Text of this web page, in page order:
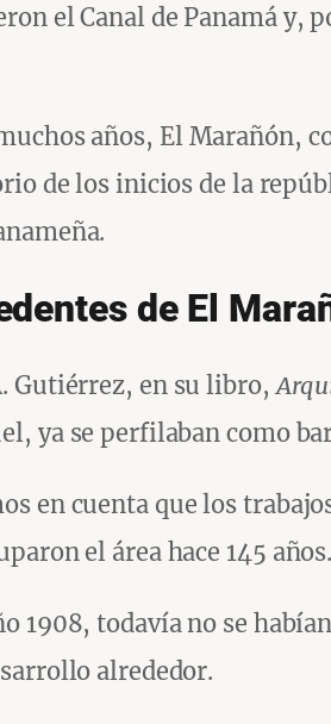
el Canal de Panamá y,
años, El Marañón,
de los inicios de la
de El
Gutiérrez, en su libro,
ya se perfilaban como
en cuenta que los
el área hace 145 años.
1908, todavía no se
alrededor.